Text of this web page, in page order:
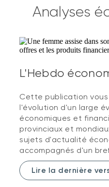
Analyses
L'Hebdo
Cette publication
l'évolution d'un large
économiques et
provinciaux et
sujets d'actualité
accompagnés d'un
Lire la dernière